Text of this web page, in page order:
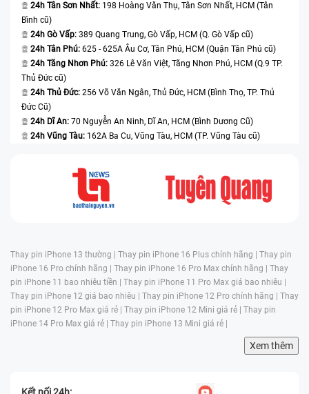
24h Tân Sơn Nhất: 198 Hoàng Văn Thụ, Tân Sơn Nhất, HCM (Tân
Bình cũ)
24h Gò Vấp: 389 Quang Trung, Gò Vấp, HCM (Q. Gò Vấp cũ)
24h Tân Phú: 625 - 625A Âu Cơ, Tân Phú, HCM (Quận Tân Phú cũ)
24h Tăng Nhơn Phú: 326 Lê Văn Việt, Tăng Nhơn Phú, HCM (Q.9 TP.
Thủ Đức cũ)
24h Thủ Đức: 256 Võ Văn Ngân, Thủ Đức, HCM (Bình Thọ, TP. Thủ
Đức Cũ)
24h Dĩ An: 70 Nguyễn An Ninh, Dĩ An, HCM (Bình Dương Cũ)
24h Vũng Tàu: 162A Ba Cu, Vũng Tàu, HCM (TP. Vũng Tàu cũ)
Thay pin iPhone 13 thường | Thay pin iPhone 16 Plus chính hãng | Thay pin
iPhone 16 Pro chính hãng | Thay pin iPhone 16 Pro Max chính hãng | Thay
pin iPhone 11 bao nhiêu tiền | Thay pin iPhone 11 Pro Max giá bao nhiêu |
Thay pin iPhone 12 giá bao nhiêu | Thay pin iPhone 12 Pro chính hãng | Thay
pin iPhone 12 Pro Max giá rẻ | Thay pin iPhone 12 Mini giá rẻ | Thay pin
iPhone 14 Pro Max giá rẻ | Thay pin iPhone 13 Mini giá rẻ |
Xem thêm